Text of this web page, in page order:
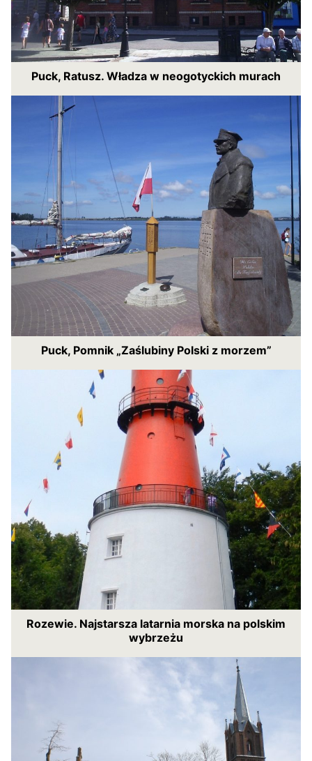
Puck, Ratusz. Władza w neogotyckich murach
Puck, Pomnik „Zaślubiny Polski z morzem”
Rozewie. Najstarsza latarnia morska na polskim
wybrzeżu